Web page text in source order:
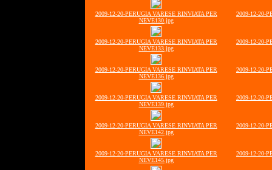
2009-12-20-PERUGIA VARESE RINVIATA PER
NEVE130.jpg
2009-12-20-
2009-12-20-PERUGIA VARESE RINVIATA PER
NEVE133.jpg
2009-12-20-
2009-12-20-PERUGIA VARESE RINVIATA PER
NEVE136.jpg
2009-12-20-
2009-12-20-PERUGIA VARESE RINVIATA PER
NEVE139.jpg
2009-12-20-
2009-12-20-PERUGIA VARESE RINVIATA PER
NEVE142.jpg
2009-12-20-
2009-12-20-PERUGIA VARESE RINVIATA PER
NEVE145.jpg
2009-12-20-